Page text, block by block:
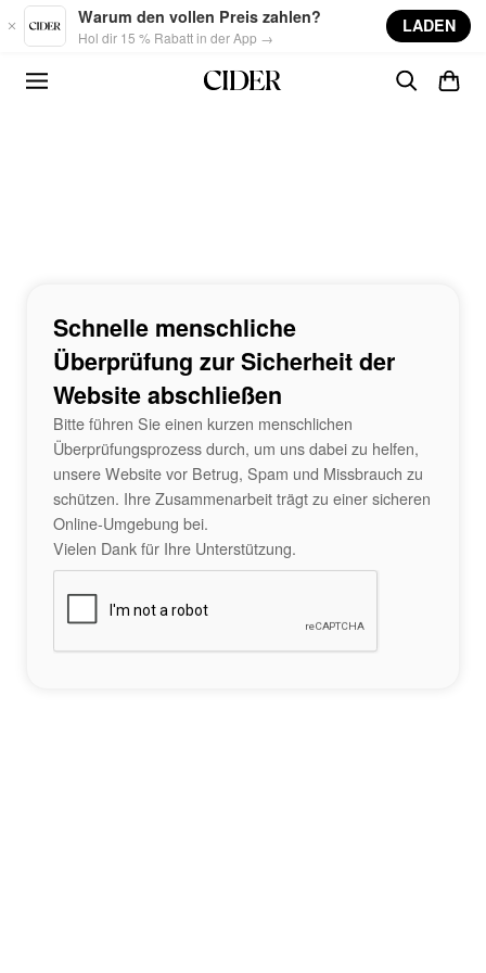
Skip to main content
Warum den vollen Preis zahlen?
Hol dir 15 % Rabatt in der App →
LADEN
Schnelle menschliche
Überprüfung zur Sicherheit der
Website abschließen
Bitte führen Sie einen kurzen menschlichen
Überprüfungsprozess durch, um uns dabei zu helfen,
unsere Website vor Betrug, Spam und Missbrauch zu
schützen. Ihre Zusammenarbeit trägt zu einer sicheren
Online-Umgebung bei.
Vielen Dank für Ihre Unterstützung.